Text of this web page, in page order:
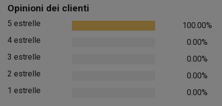
Opinioni dei clienti
5 estrelle
100.00%
4 estrelle
0.00%
3 estrelle
0.00%
2 estrelle
0.00%
1 estrelle
0.00%